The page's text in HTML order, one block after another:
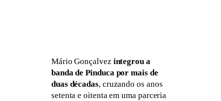
Mário Gonçalvez integrou a
banda de Pinduca por mais de
duas décadas, cruzando os anos
setenta e oitenta em uma parceria